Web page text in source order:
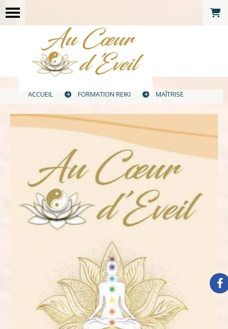
ACCUEIL FORMATION REIKI MAÎTRISE